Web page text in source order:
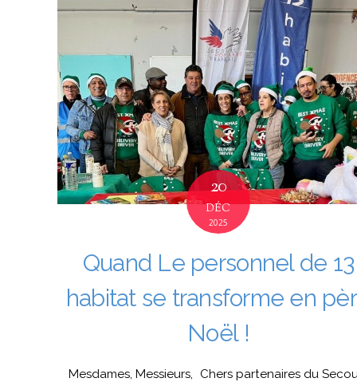
20
DÉC
2025
Quand Le personnel de 13
habitat se transforme en
Noël !
Mesdames, Messieurs, Chers partenaires du